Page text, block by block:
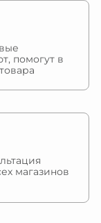
помогут в
магазинов